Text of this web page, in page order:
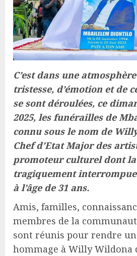
C’est dans une
tristesse, d’émotion et de
se sont déroulées, ce
2025, les funérailles de
connu sous le nom de
Chef d’Etat Major des
promoteur culturel dont la
tragiquement
à l’âge de 31 ans.
Amis, familles,
membres de la
sont réunis pour rendre
hommage à Willy Wildona